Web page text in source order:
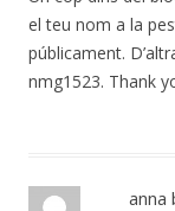
el teu nom a la
públicament.
nmg1523. Thank
anna